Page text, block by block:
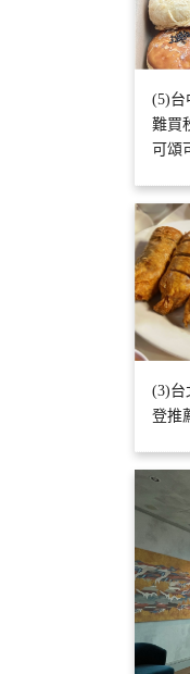
(5)台
難買
可頌
(3)台
登推